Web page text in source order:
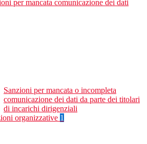
per mancata comunicazione dei dati
Sanzioni per mancata o incompleta
comunicazione dei dati da parte dei titolari
di incarichi dirigenziali
organizzative 1